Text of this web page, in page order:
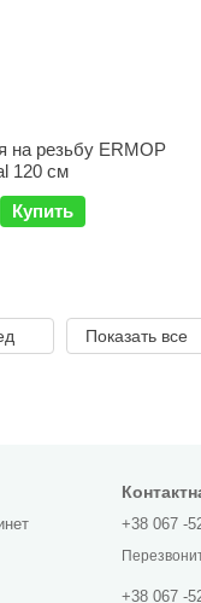
на резьбу ERMOP
120 см
Купить
Показать все
+38 067 -
+38 067 -